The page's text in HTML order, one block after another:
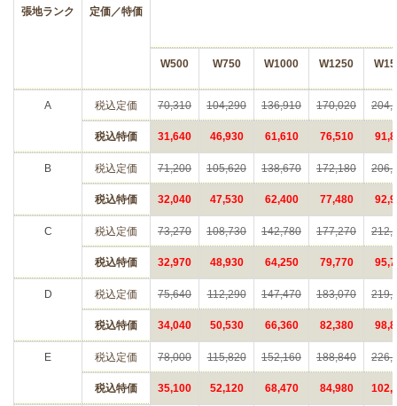
張地ランク
定価／特価
W500 W750 W1000 W1250
A 税込定価 70,310 104,290 136,910 170,020
税込特価 31,640 46,930 61,610 76,510
B 税込定価 71,200 105,620 138,670 172,180
税込特価 32,040 47,530 62,400 77,480
C 税込定価 73,270 108,730 142,780 177,270
税込特価 32,970 48,930 64,250 79,770
D 税込定価 75,640 112,290 147,470 183,070
税込特価 34,040 50,530 66,360 82,380
E 税込定価 78,000 115,820 152,160 188,840
税込特価 35,100 52,120 68,470 84,980